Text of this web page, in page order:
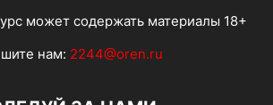
может содержать материалы 18+
нам: 2244@oren.ru